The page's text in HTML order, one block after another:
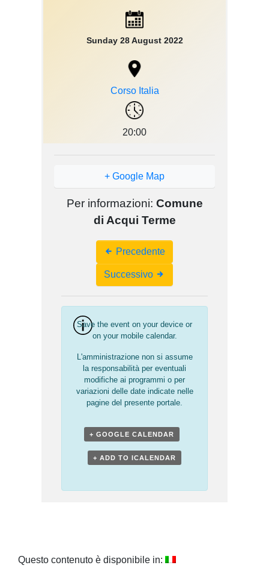
Sunday 28 August 2022
Corso Italia
20:00
+ Google Map
Per informazioni: Comune
di Acqui Terme
Navigation
Precedente
Successivo
Save the event on your device or
on your mobile calendar.
L'amministrazione non si assume
la responsabilità per eventuali
modifiche ai programmi o per
variazioni delle date indicate nelle
pagine del presente portale.
+ GOOGLE CALENDAR
+ ADD TO ICALENDAR
Questo contenuto è disponibile in: